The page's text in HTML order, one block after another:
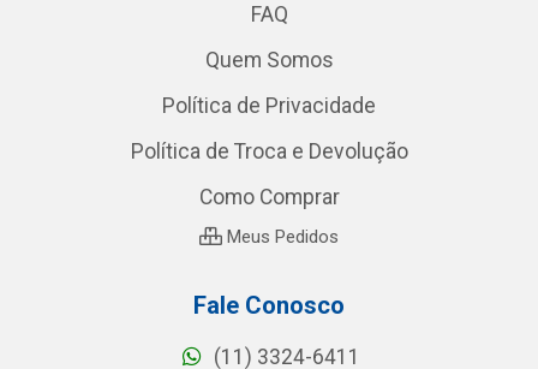
FAQ
Quem Somos
Política de Privacidade
Política de Troca e Devolução
Como Comprar
Meus Pedidos
Fale Conosco
(11) 3324-6411